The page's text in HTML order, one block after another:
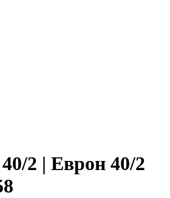
2 | Еврон 40/2